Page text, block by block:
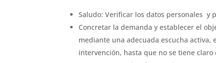
Saludo: Verificar los datos personales y
Concretar la demanda y establecer el
mediante una adecuada escucha
intervención, hasta que no se tiene